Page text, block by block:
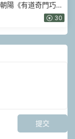
陽《有道奇門巧記
17集視頻 約3小時30
提交